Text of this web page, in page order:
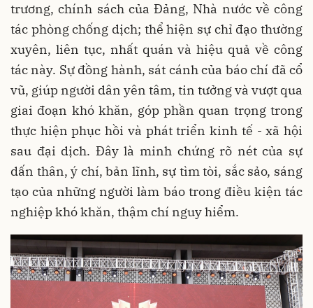
trương, chính sách của Đảng, Nhà nước về công
tác phòng chống dịch; thể hiện sự chỉ đạo thường
xuyên, liên tục, nhất quán và hiệu quả về công
tác này. Sự đồng hành, sát cánh của báo chí đã cổ
vũ, giúp người dân yên tâm, tin tưởng và vượt qua
giai đoạn khó khăn, góp phần quan trọng trong
thực hiện phục hồi và phát triển kinh tế - xã hội
sau đại dịch. Đây là minh chứng rõ nét của sự
dấn thân, ý chí, bản lĩnh, sự tìm tòi, sắc sảo, sáng
tạo của những người làm báo trong điều kiện tác
nghiệp khó khăn, thậm chí nguy hiểm.